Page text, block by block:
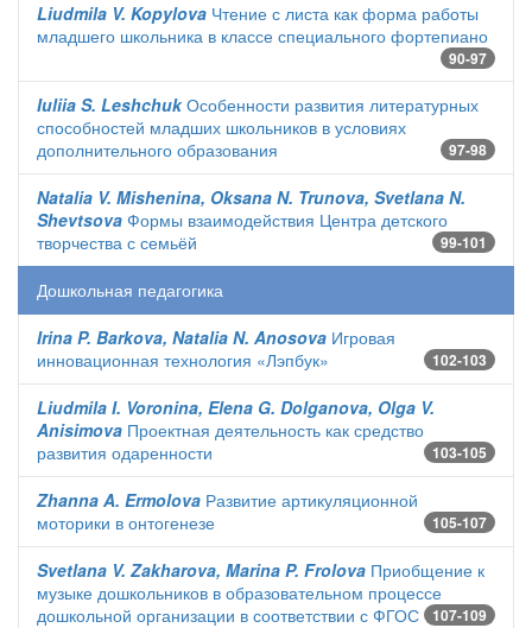
Liudmila V. Kopylova Чтение с листа как форма работы
младшего школьника в классе специального фортепиано
90-97
Iuliia S. LeshchukОсобенности развития литературных
способностей младших школьников в условиях
дополнительного образования
97-98
Natalia V. Mishenina, Oksana N. Trunova, Svetlana N.
Shevtsova Формы взаимодействия Центра детского
творчества с семьёй
99-101
Дошкольная педагогика
Irina P. Barkova, Natalia N. Anosova Игровая
инновационная технология «Лэпбук»
102-103
Liudmila I. Voronina, Elena G. Dolganova, Olga V.
Anisimova Проектная деятельность как средство
развития одаренности
103-105
Zhanna A. Ermolova Развитие артикуляционной
моторики в онтогенезе
105-107
Svetlana V. Zakharova, Marina P. Frolova Приобщение к
музыке дошкольников в образовательном процессе
дошкольной организации в соответствии с ФГОС
107-109